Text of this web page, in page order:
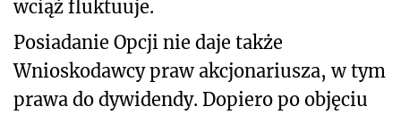
wciąż fluktuuje.
Posiadanie Opcji nie daje także
Wnioskodawcy praw akcjonariusza, w tym
prawa do dywidendy. Dopiero po objęciu